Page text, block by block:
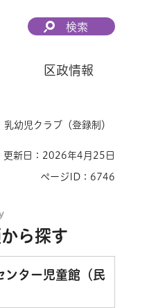
検索
区政情報
幼児クラブ（登録制）
更新日：2026年4月25日
ページID：6746
ら探す
ンター児童館（民